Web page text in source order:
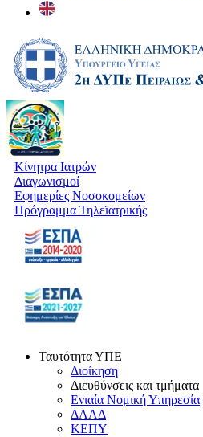
Κίνητρα Ιατρών
Διαγωνισμοί
Εφημερίες Νοσοκομείων
Πρόγραμμα Τηλεϊατρικής
Ταυτότητα ΥΠΕ
Διοίκηση
Διευθύνσεις και τμήματα
Ενιαία Νομική Υπηρεσία
ΔΑΑΔ
ΚΕΠΥ